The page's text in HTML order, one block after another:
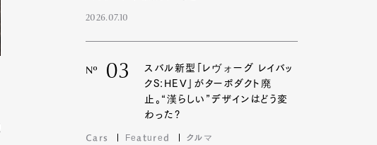
2026.07.10
Nº 03
スバル新型「レヴォーグ レイバッ
クS:HEV」がターボダクト廃
止。“漢らしい”デザインはどう変
わった?
Cars Featured クルマ